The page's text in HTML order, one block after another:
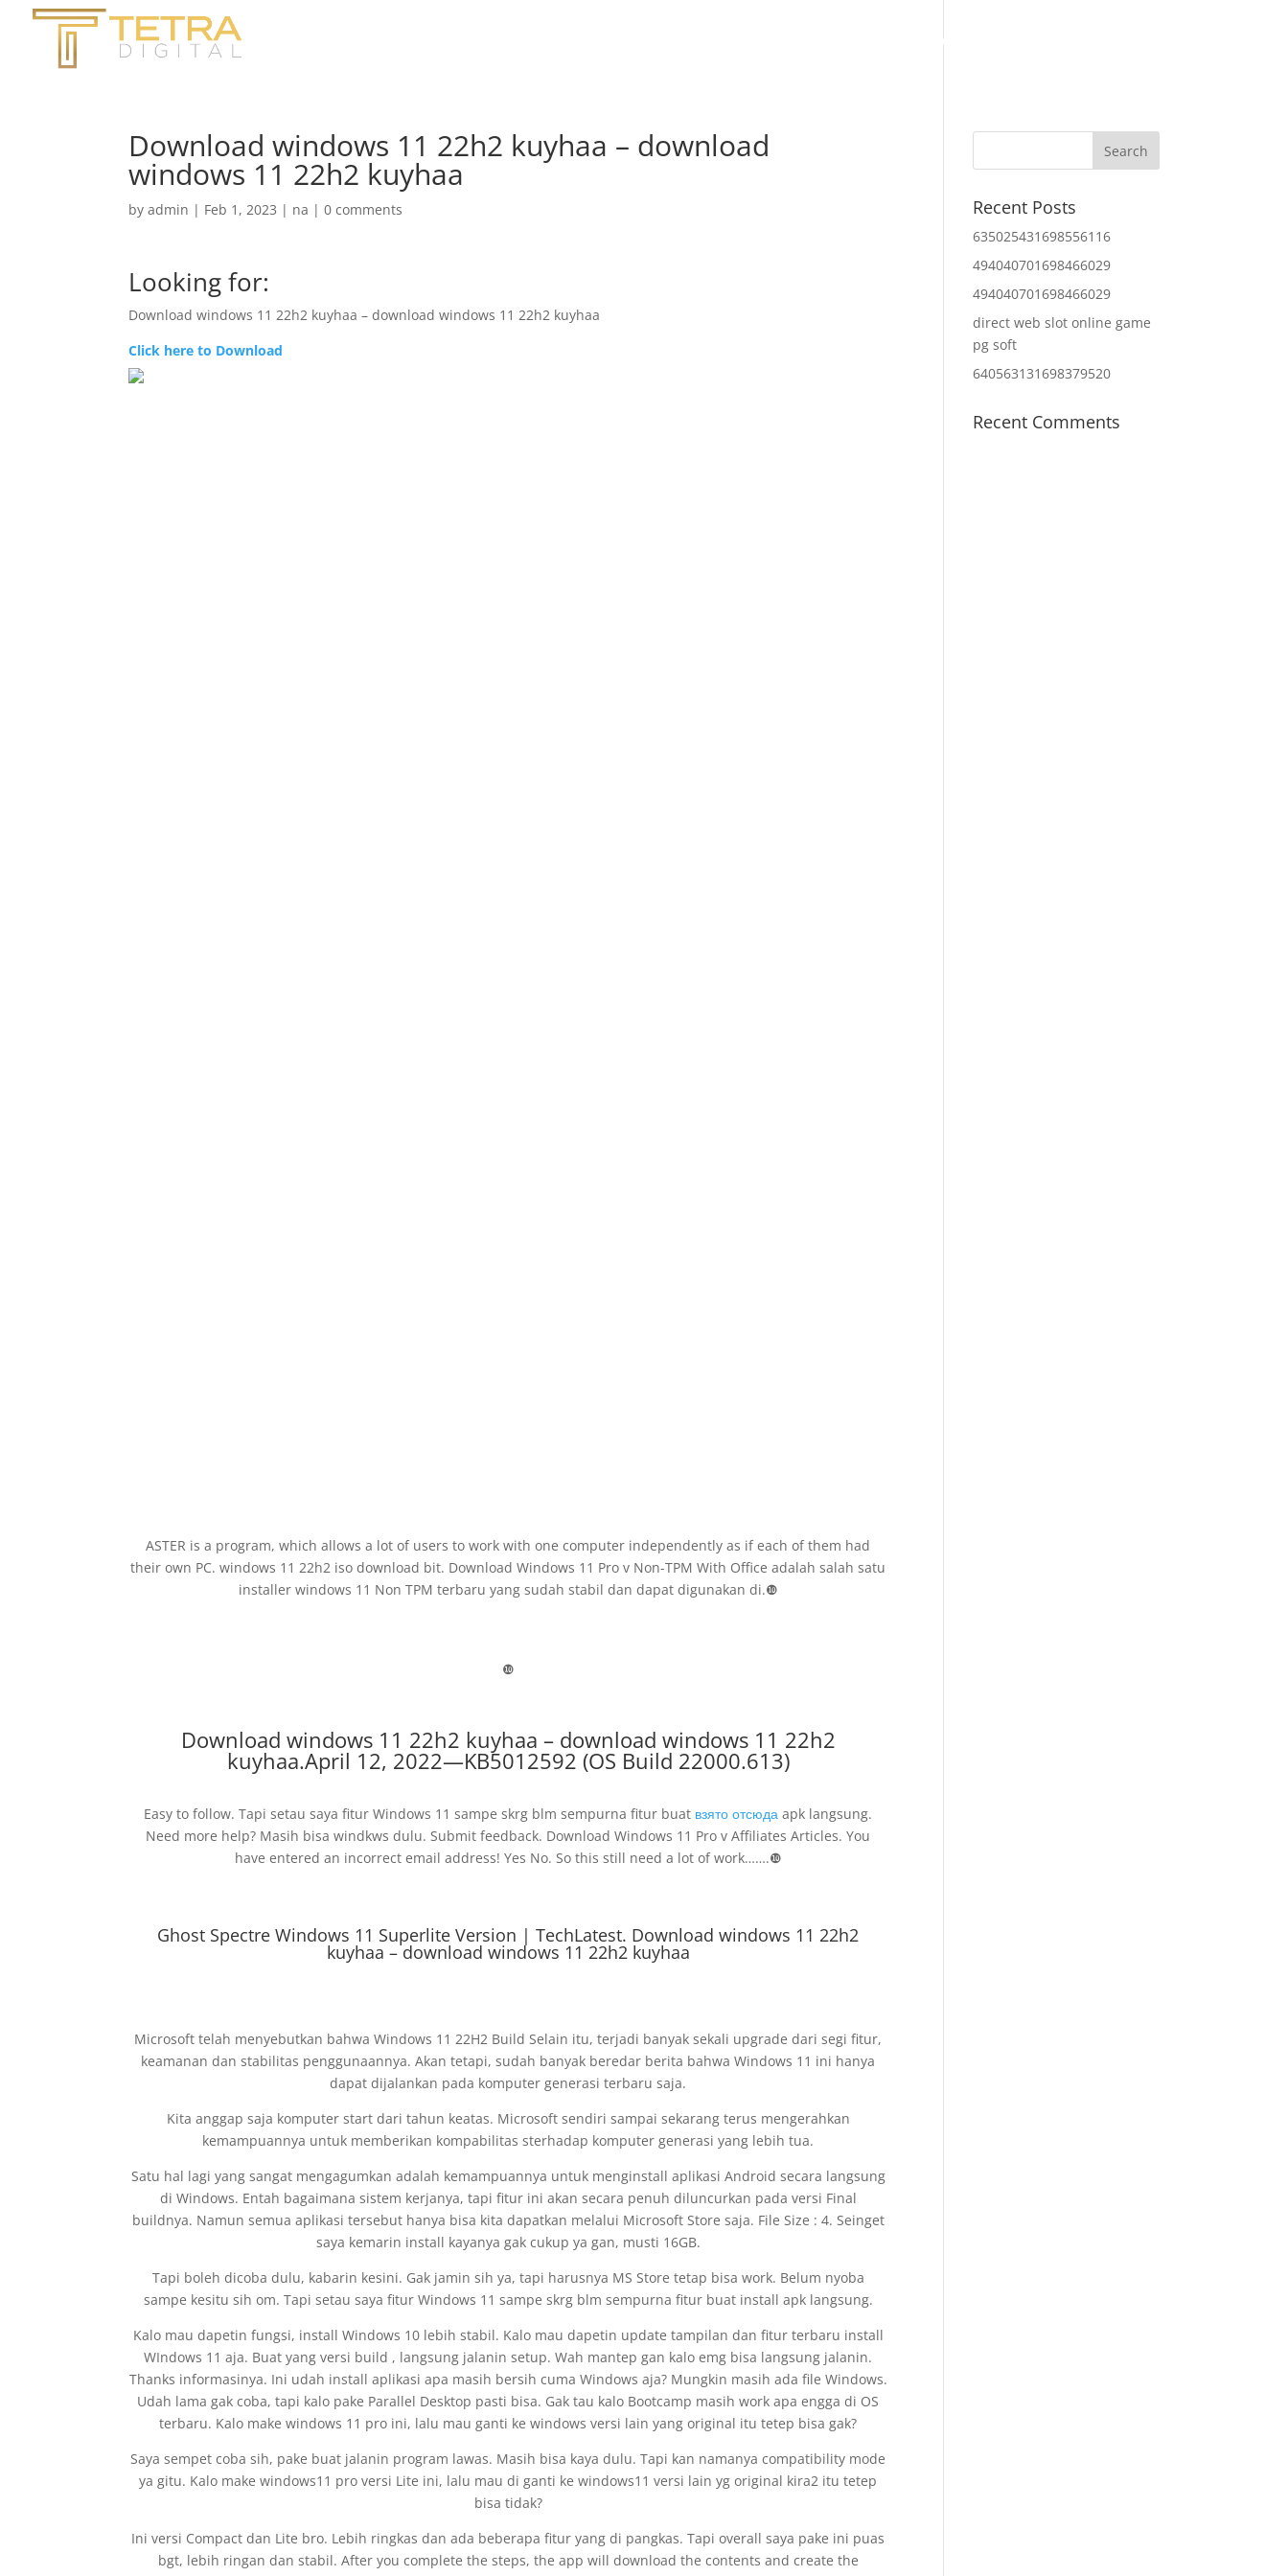
About Us
Download windows 11 22h2 kuyhaa – download
windows 11 22h2 kuyhaa
byadmin | Feb 1, 2023 | na |0 comments
Looking for:
Download windows 11 22h2 kuyhaa – download windows 11 22h2 kuyhaa
Click here to Download
ASTER is a program, which allows a lot of users to work with one computer independently as if each of them had
their own PC. windows 11 22h2 iso download bit. Download Windows 11 Pro v Non-TPM With Office adalah salah satu
installer windows 11 Non TPM terbaru yang sudah stabil dan dapat digunakan di.❿
❿
Download windows 11 22h2 kuyhaa – download windows 11 22h2
kuyhaa.April 12, 2022—KB5012592 (OS Build 22000.613)
Easy to follow. Tapi setau saya fitur Windows 11 sampe skrg blm sempurna fitur buat взято отсюда apk langsung.
Need more help? Masih bisa windkws dulu. Submit feedback. Download Windows 11 Pro v Affiliates Articles. You
have entered an incorrect email address! Yes No. So this still need a lot of work…….❿
Ghost Spectre Windows 11 Superlite Version | TechLatest. Download windows 11 22h2
kuyhaa – download windows 11 22h2 kuyhaa
Microsoft telah menyebutkan bahwa Windows 11 22H2 Build Selain itu, terjadi banyak sekali upgrade dari segi fitur,
keamanan dan stabilitas penggunaannya. Akan tetapi, sudah banyak beredar berita bahwa Windows 11 ini hanya
dapat dijalankan pada komputer generasi terbaru saja.
Kita anggap saja komputer start dari tahun keatas. Microsoft sendiri sampai sekarang terus mengerahkan
kemampuannya untuk memberikan kompabilitas sterhadap komputer generasi yang lebih tua.
Satu hal lagi yang sangat mengagumkan adalah kemampuannya untuk menginstall aplikasi Android secara langsung
di Windows. Entah bagaimana sistem kerjanya, tapi fitur ini akan secara penuh diluncurkan pada versi Final
buildnya. Namun semua aplikasi tersebut hanya bisa kita dapatkan melalui Microsoft Store saja. File Size : 4. Seinget
saya kemarin install kayanya gak cukup ya gan, musti 16GB.
Tapi boleh dicoba dulu, kabarin kesini. Gak jamin sih ya, tapi harusnya MS Store tetap bisa work. Belum nyoba
sampe kesitu sih om. Tapi setau saya fitur Windows 11 sampe skrg blm sempurna fitur buat install apk langsung.
Kalo mau dapetin fungsi, install Windows 10 lebih stabil. Kalo mau dapetin update tampilan dan fitur terbaru install
WIndows 11 aja. Buat yang versi build , langsung jalanin setup. Wah mantep gan kalo emg bisa langsung jalanin.
Thanks informasinya. Ini udah install aplikasi apa masih bersih cuma Windows aja? Mungkin masih ada file Windows.
Udah lama gak coba, tapi kalo pake Parallel Desktop pasti bisa. Gak tau kalo Bootcamp masih work apa engga di OS
terbaru. Kalo make windows 11 pro ini, lalu mau ganti ke windows versi lain yang original itu tetep bisa gak?
Saya sempet coba sih, pake buat jalanin program lawas. Masih bisa kaya dulu. Tapi kan namanya compatibility mode
ya gitu. Kalo make windows11 pro versi Lite ini, lalu mau di ganti ke windows11 versi lain yg original kira2 itu tetep
bisa tidak?
Ini versi Compact dan Lite bro. Lebih ringkas dan ada beberapa fitur yang di pangkas. Tapi overall saya pake ini puas
bgt, lebih ringan dan stabil. After you complete the steps, the app will download the contents and create the
Recent Posts
635025431698556116
494040701698466029
494040701698466029
direct web slot online game
pg soft
640563131698379520
Recent Comments